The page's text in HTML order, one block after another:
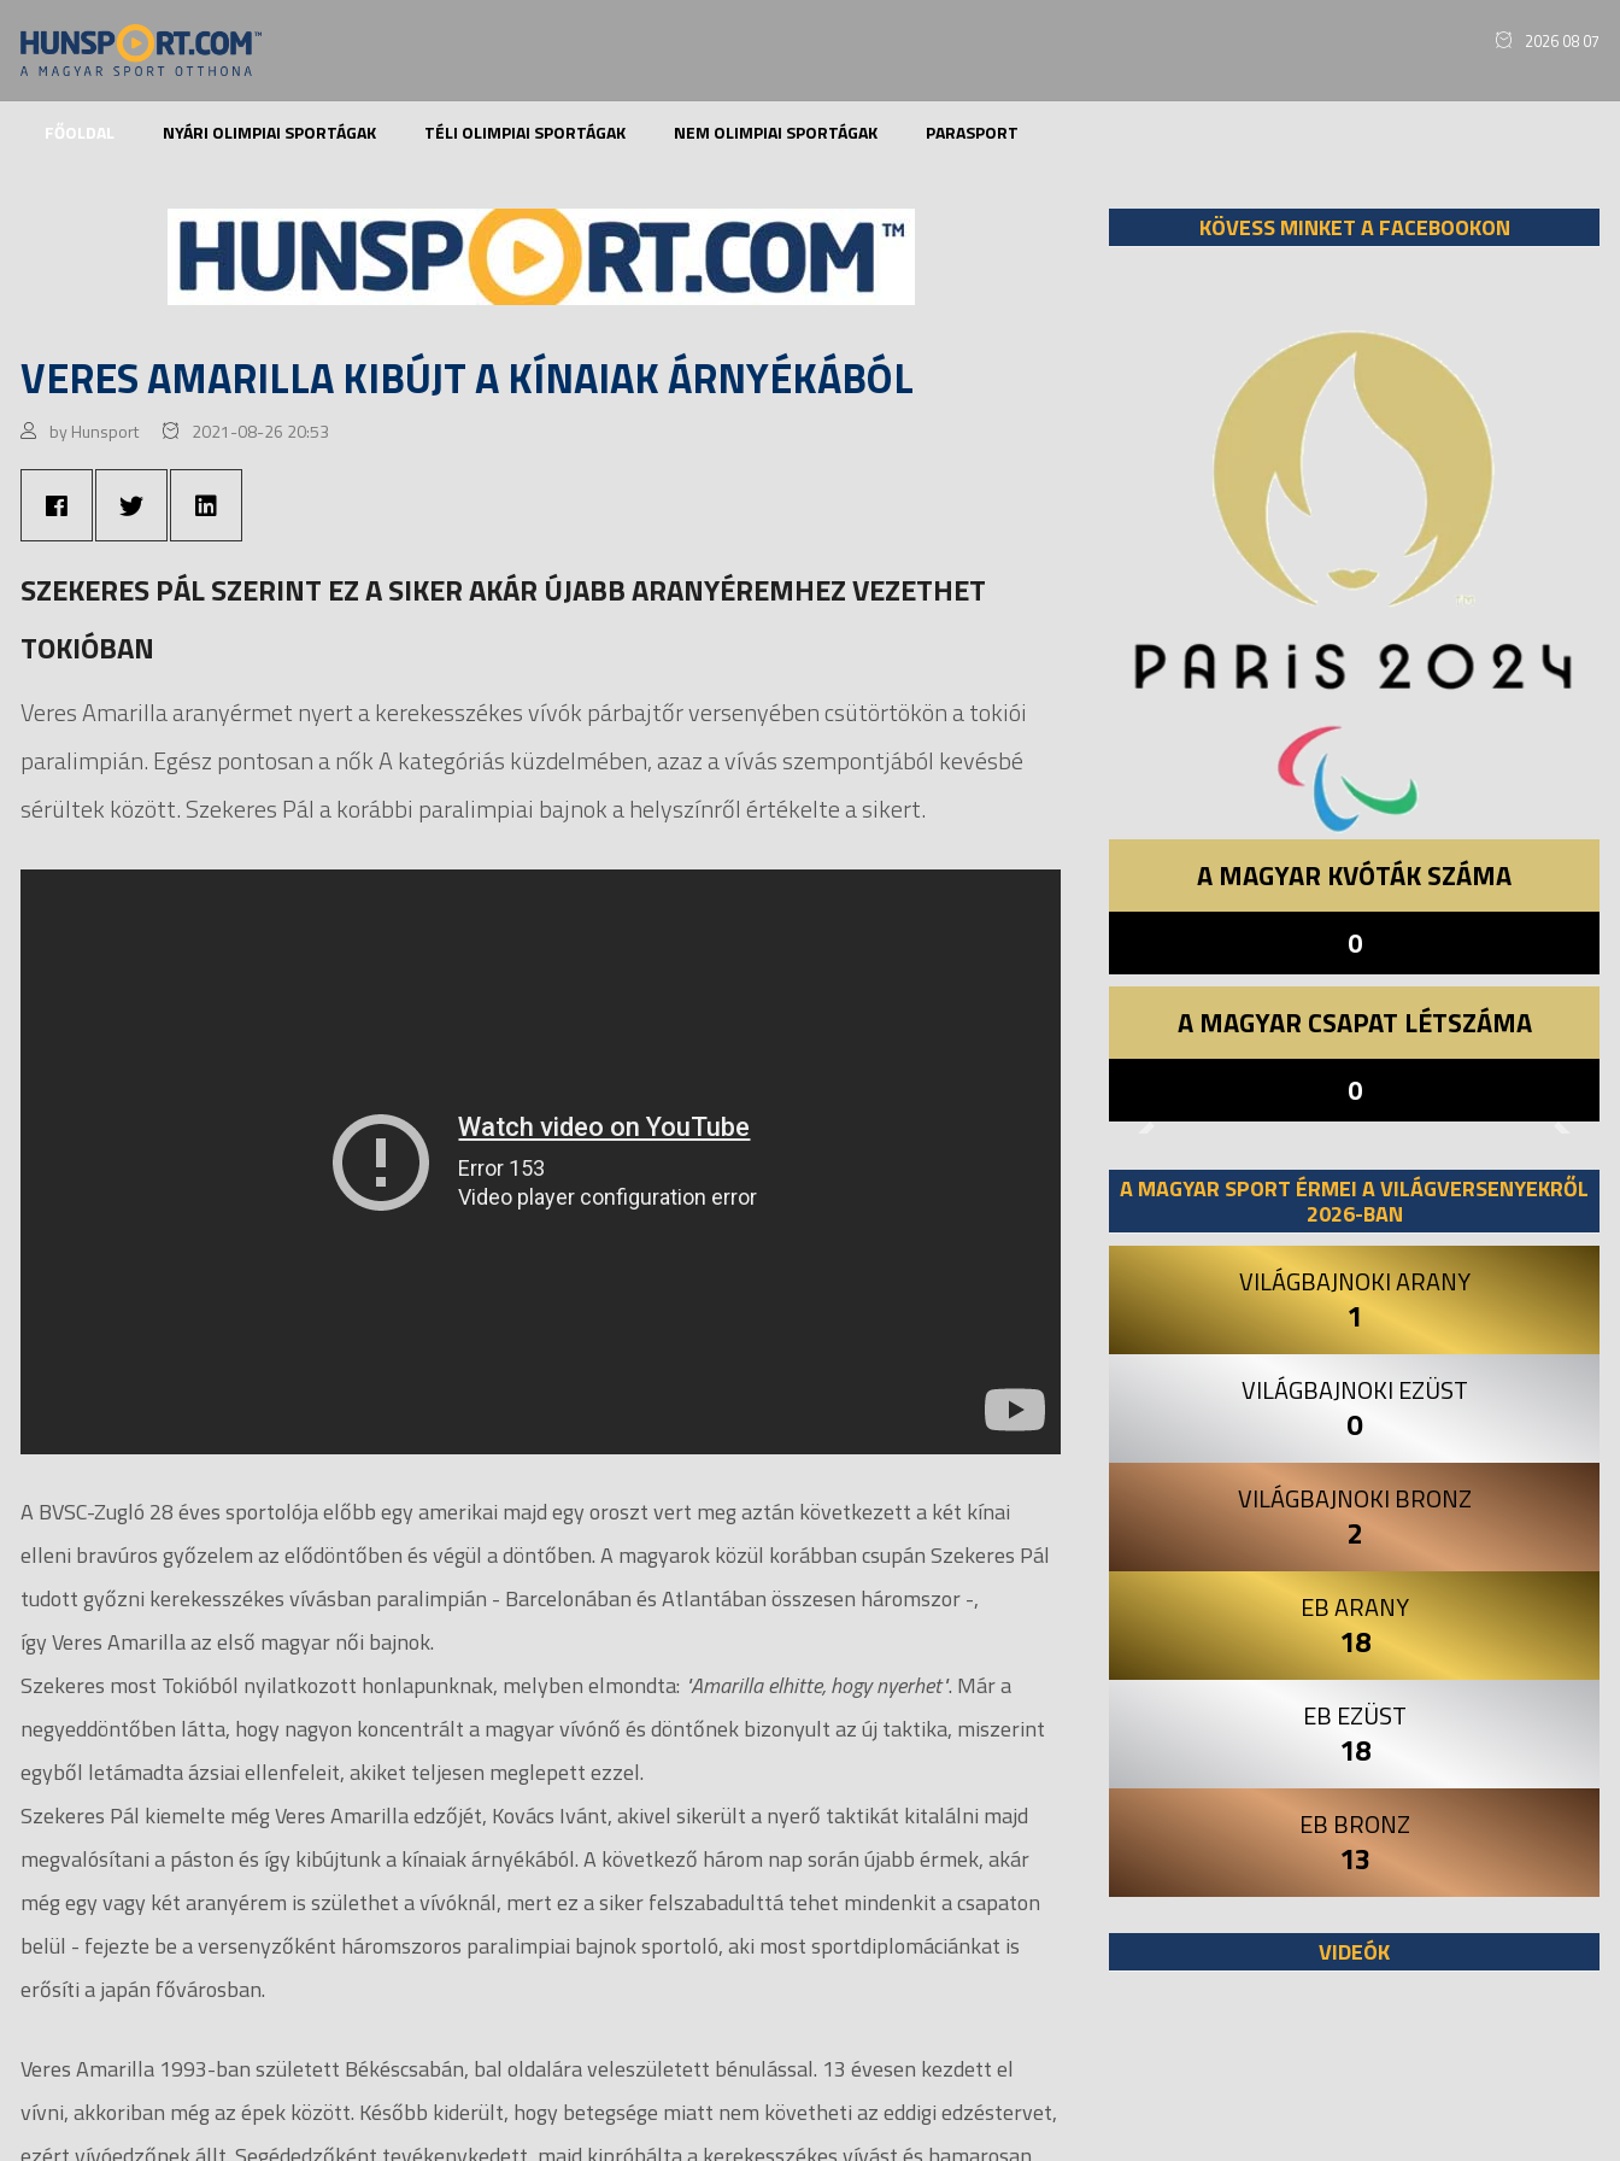
2026 08 07
FŐOLDAL NYÁRI OLIMPIAI SPORTÁGAK TÉLI OLIMPIAI SPORTÁGAK NEM OLIMPIAI SPORTÁGAK PARASPORT
VERES AMARILLA KIBÚJT A KÍNAIAK ÁRNYÉKÁBÓL
by Hunsport 2021-08-26 20:53
SZEKERES PÁL SZERINT EZ A SIKER AKÁR ÚJABB ARANYÉREMHEZ VEZETHET
TOKIÓBAN
Veres Amarilla aranyérmet nyert a kerekesszékes vívók párbajtőr versenyében csütörtökön a tokiói
paralimpián. Egész pontosan a nők A kategóriás küzdelmében, azaz a vívás szempontjából kevésbé
sérültek között. Szekeres Pál a korábbi paralimpiai bajnok a helyszínről értékelte a sikert.
A BVSC-Zugló 28 éves sportolója előbb egy amerikai majd egy oroszt vert meg aztán következett a két kínai
elleni bravúros győzelem az elődöntőben és végül a döntőben. A magyarok közül korábban csupán Szekeres Pál
tudott győzni kerekesszékes vívásban paralimpián - Barcelonában és Atlantában összesen háromszor -,
így Veres Amarilla az első magyar női bajnok.
Szekeres most Tokióból nyilatkozott honlapunknak, melyben elmondta: "Amarilla elhitte, hogy nyerhet". Már a
negyeddöntőben látta, hogy nagyon koncentrált a magyar vívónő és döntőnek bizonyult az új taktika, miszerint
egyből letámadta ázsiai ellenfeleit, akiket teljesen meglepett ezzel.
Szekeres Pál kiemelte még Veres Amarilla edzőjét, Kovács Ivánt, akivel sikerült a nyerő taktikát kitalálni majd
megvalósítani a páston és így kibújtunk a kínaiak árnyékából. A következő három nap során újabb érmek, akár
még egy vagy két aranyérem is születhet a vívóknál, mert ez a siker felszabadulttá tehet mindenkit a csapaton
belül - fejezte be a versenyzőként háromszoros paralimpiai bajnok sportoló, aki most sportdiplomáciánkat is
erősíti a japán fővárosban.
Veres Amarilla 1993-ban született Békéscsabán, bal oldalára veleszületett bénulással. 13 évesen kezdett el
vívni, akkoriban még az épek között. Később kiderült, hogy betegsége miatt nem követheti az eddigi edzéstervet,
KÖVESS MINKET A FACEBOOKON
A MAGYAR KVÓTÁK SZÁMA
0
A MAGYAR CSAPAT LÉTSZÁMA
0
A MAGYAR SPORT ÉRMEI A VILÁGVERSENYEKRŐL
2026-BAN
VILÁGBAJNOKI ARANY
1
VILÁGBAJNOKI EZÜST
0
VILÁGBAJNOKI BRONZ
2
EB ARANY
18
EB EZÜST
18
EB BRONZ
13
VIDEÓK